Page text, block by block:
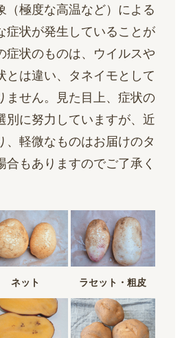
（極度な高温など）による
症状が発生していることが
症状のものは、ウイルスや
とは違い、タネイモとして
ません。見た目上、症状の
別に努力していますが、近
、軽微なものはお届けのタ
合もありますのでご了承く
ネット ラセット・粗皮